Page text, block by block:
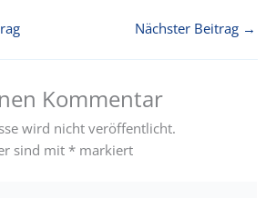
Nächster Beitrag →
Kommentar
wird nicht veröffentlicht.
sind mit * markiert